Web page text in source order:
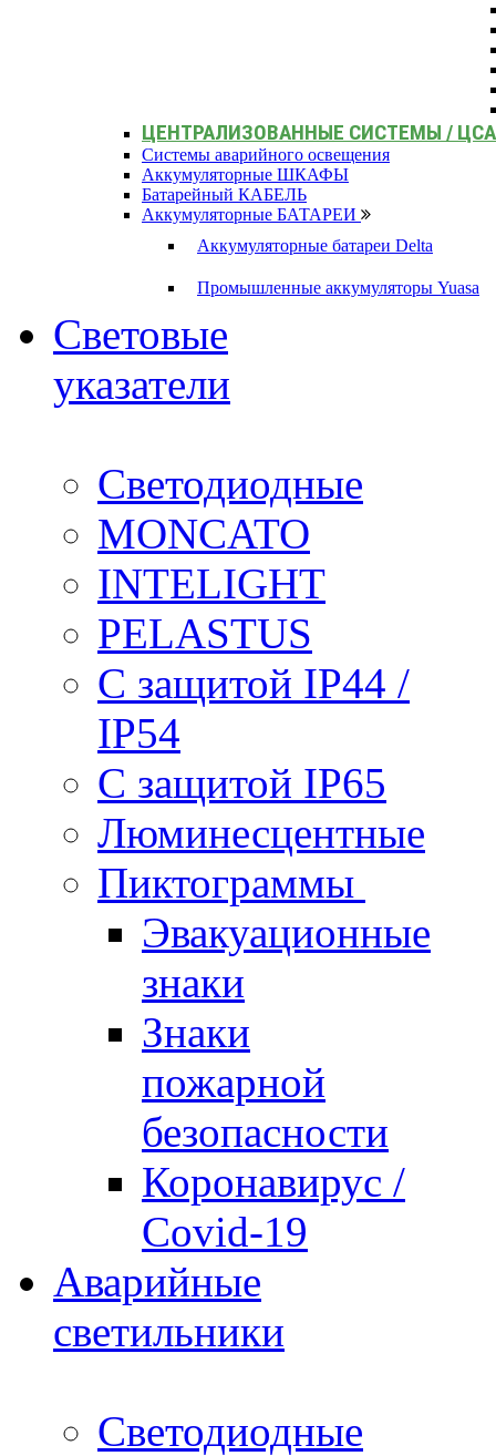
ЦЕНТРАЛИЗОВАННЫЕ СИСТЕМЫ /
Системы аварийного освещения
Аккумуляторные ШКАФЫ
Батарейный КАБЕЛЬ
Аккумуляторные БАТАРЕИ
Аккумуляторные батареи Delta
Промышленные аккумуляторы Yuasa
Световые
указатели
Светодиодные
MONCATO
INTELIGHT
PELASTUS
С защитой IP44 /
IP54
С защитой IP65
Люминесцентные
Пиктограммы
Эвакуационные
знаки
Знаки
пожарной
безопасности
Коронавирус /
Covid-19
Аварийные
светильники
Светодиодные